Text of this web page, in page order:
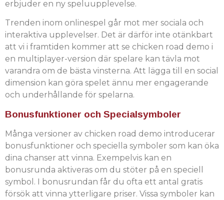
erbjuder en ny speluupplevelse.
Trenden inom onlinespel går mot mer sociala och
interaktiva upplevelser. Det är därför inte otänkbart
att vi i framtiden kommer att se chicken road demo i
en multiplayer-version där spelare kan tävla mot
varandra om de bästa vinsterna. Att lägga till en social
dimension kan göra spelet ännu mer engagerande
och underhållande för spelarna.
Bonusfunktioner och Specialsymboler
Många versioner av chicken road demo introducerar
bonusfunktioner och speciella symboler som kan öka
dina chanser att vinna. Exempelvis kan en
bonusrunda aktiveras om du stöter på en speciell
symbol. I bonusrundan får du ofta ett antal gratis
försök att vinna ytterligare priser. Vissa symboler kan